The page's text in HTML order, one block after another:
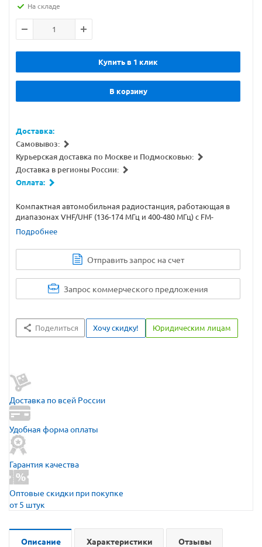
На складе
Купить в 1 клик
В корзину
Доставка:
Самовывоз:
Курьерская доставка по Москве и Подмосковью:
Доставка в регионы России:
Оплата:
Компактная автомобильная радиостанция, работающая в
диапазонах VHF/UHF (136-174 МГц и 400-480 МГц) с FM-
приемником.
Подробнее
Отправить запрос на счет
Запрос коммерческого предложения
Поделиться Хочу скидку! Юридическим лицам
Доставка по всей России
Удобная форма оплаты
Гарантия качества
Оптовые скидки при покупке
от 5 штук
Описание Характеристики Отзывы